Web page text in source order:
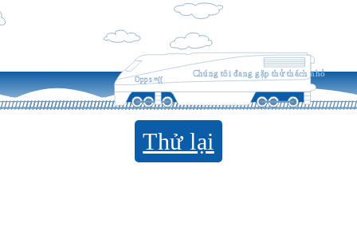
Opps =((
Chúng tôi đang gặp thử thách nhỏ
Thử lại